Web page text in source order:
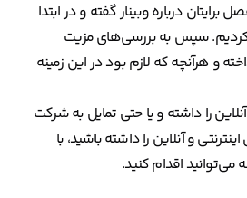
درباره وبینار گفته و در ابتدا
کردیم. سپس به بررسی‌های مزیت
و هرآنچه که لازم بود در این زمینه
را داشته و یا حتی تمایل به شرکت
و آنلاین را داشته باشید، با
می‌توانید اقدام کنید.